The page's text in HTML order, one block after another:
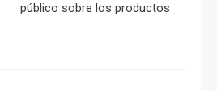
público sobre los productos